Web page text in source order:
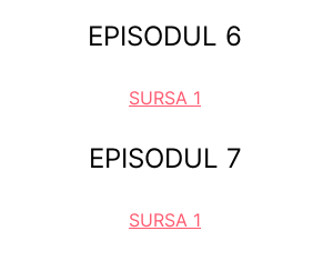
EPISODUL 6
SURSA 1
EPISODUL 7
SURSA 1